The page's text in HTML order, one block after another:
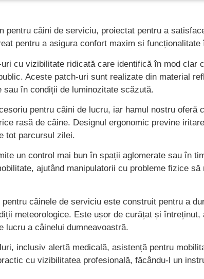
pentru câini de serviciu, proiectat pentru a
pentru a asigura confort maxim și
cu vizibilitate ridicată care identifică în mod clar
Aceste patch-uri sunt realizate din material
în condiții de luminozitate scăzută.
pentru câini de lucru, iar hamul nostru oferă
rasă de câine. Designul ergonomic previne
tot parcursul zilei.
un control mai bun în spații aglomerate sau în
ajutând manipulatorii cu probleme fizice să
câinele de serviciu este construit pentru a
meteorologice. Este ușor de curățat și întreținut,
lucru a câinelui dumneavoastră.
inclusiv alertă medicală, asistență pentru
cu vizibilitatea profesională, făcându-l un